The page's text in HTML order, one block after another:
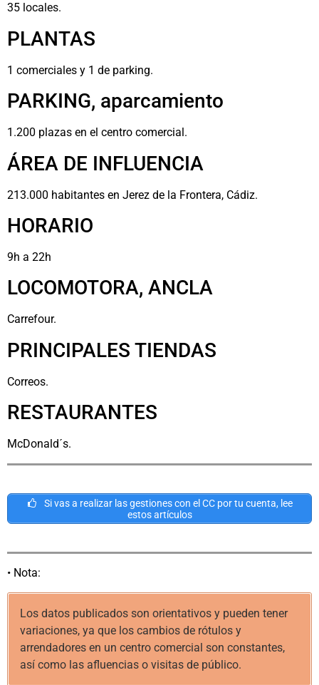
35 locales.
PLANTAS
1 comerciales y 1 de parking.
PARKING, aparcamiento
1.200 plazas en el centro comercial.
ÁREA DE INFLUENCIA
213.000 habitantes en Jerez de la Frontera, Cádiz.
HORARIO
9h a 22h
LOCOMOTORA, ANCLA
Carrefour.
PRINCIPALES TIENDAS
Correos.
RESTAURANTES
McDonald´s.
Si vas a realizar las gestiones con el CC por tu cuenta, lee
estos artículos
• Nota:
Los datos publicados son orientativos y pueden tener
variaciones, ya que los cambios de rótulos y
arrendadores en un centro comercial son constantes,
así como las afluencias o visitas de público.